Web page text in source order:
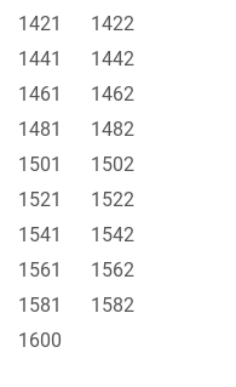
1421
1422
1441
1442
1461
1462
1481
1482
1501
1502
1521
1522
1541
1542
1561
1562
1581
1582
1600